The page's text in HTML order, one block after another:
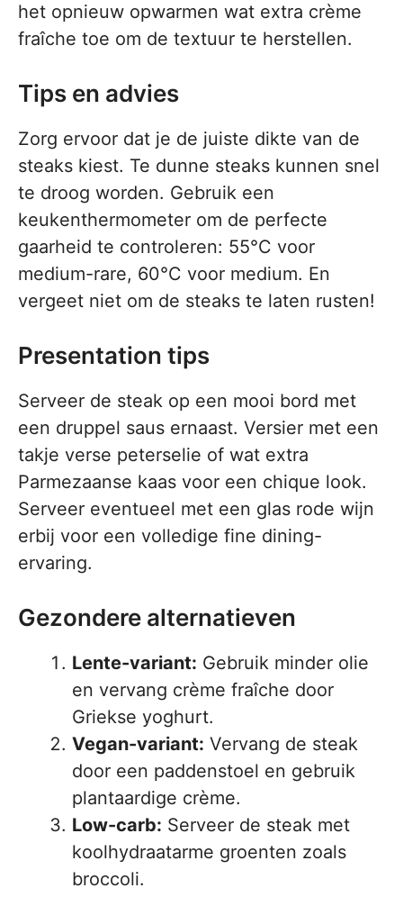
het opnieuw opwarmen wat extra crème
fraîche toe om de textuur te herstellen.
Tips en advies
Zorg ervoor dat je de juiste dikte van de
steaks kiest. Te dunne steaks kunnen snel
te droog worden. Gebruik een
keukenthermometer om de perfecte
gaarheid te controleren: 55°C voor
medium-rare, 60°C voor medium. En
vergeet niet om de steaks te laten rusten!
Presentation tips
Serveer de steak op een mooi bord met
een druppel saus ernaast. Versier met een
takje verse peterselie of wat extra
Parmezaanse kaas voor een chique look.
Serveer eventueel met een glas rode wijn
erbij voor een volledige fine dining-
ervaring.
Gezondere alternatieven
Lente-variant: Gebruik minder olie
en vervang crème fraîche door
Griekse yoghurt.
Vegan-variant: Vervang de steak
door een paddenstoel en gebruik
plantaardige crème.
Low-carb: Serveer de steak met
koolhydraatarme groenten zoals
broccoli.